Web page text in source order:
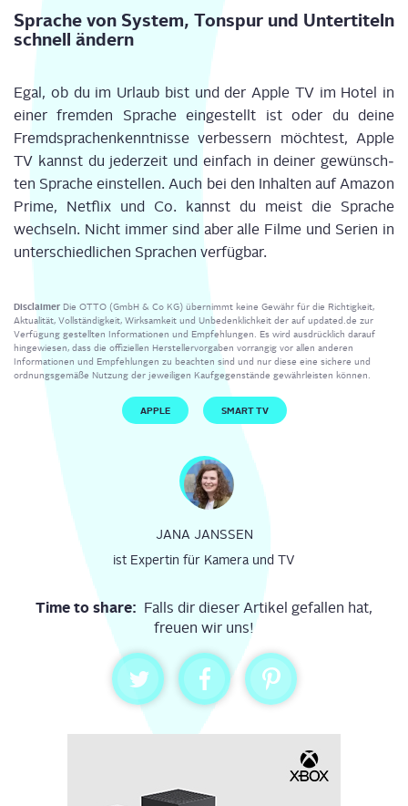
Spra­che von Sys­tem, Ton­spur und Unter­ti­teln
schnell ändern
Egal, ob du im Urlaub bist und der Apple TV im Hotel in
einer frem­den Spra­che ein­ge­stellt ist oder du dei­ne
Fremd­spra­chen­kennt­nis­se ver­bes­sern möch­test, Apple
TV kannst du jeder­zeit und ein­fach in dei­ner gewünsch­
ten Spra­che ein­stel­len. Auch bei den Inhal­ten auf Ama­zon
Prime, Net­flix und Co. kannst du meist die Spra­che
wech­seln. Nicht immer sind aber alle Fil­me und Seri­en in
unter­schied­li­chen Spra­chen verfügbar.
Disclaimer Die OTTO (GmbH & Co KG) übernimmt keine Gewähr für die Richtigkeit,
Aktualität, Vollständigkeit, Wirksamkeit und Unbedenklichkeit der auf updated.de zur
Verfügung gestellten Informationen und Empfehlungen. Es wird ausdrücklich darauf
hingewiesen, dass die offiziellen Herstellervorgaben vorrangig vor allen anderen
Informationen und Empfehlungen zu beachten sind und nur diese eine sichere und
ordnungsgemäße Nutzung der jeweiligen Kaufgegenstände gewährleisten können.
APPLE SMART TV
JANA JANSSEN
ist Expertin für Kamera und TV
Time to share: Falls dir dieser Artikel gefallen hat,
freuen wir uns!